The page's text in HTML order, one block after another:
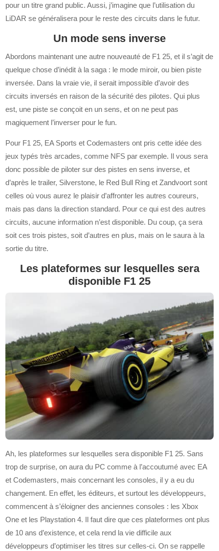
pour un titre grand public. Aussi, j’imagine que l’utilisation du
LiDAR se généralisera pour le reste des circuits dans le futur.
Un mode sens inverse
Abordons maintenant une autre nouveauté de F1 25, et il s’agit de
quelque chose d’inédit à la saga : le mode miroir, ou bien piste
inversée. Dans la vraie vie, il serait impossible d’avoir des
circuits inversés en raison de la sécurité des pilotes. Qui plus
est, une piste se conçoit en un sens, et on ne peut pas
magiquement l’inverser pour le fun.
Pour F1 25, EA Sports et Codemasters ont pris cette idée des
jeux typés très arcades, comme NFS par exemple. Il vous sera
donc possible de piloter sur des pistes en sens inverse, et
d’après le trailer, Silverstone, le Red Bull Ring et Zandvoort sont
celles où vous aurez le plaisir d’affronter les autres coureurs,
mais pas dans la direction standard. Pour ce qui est des autres
circuits, aucune information n’est disponible. Du coup, ça sera
soit ces trois pistes, soit d’autres en plus, mais on le saura à la
sortie du titre.
Les plateformes sur lesquelles sera
disponible F1 25
Ah, les plateformes sur lesquelles sera disponible F1 25. Sans
trop de surprise, on aura du PC comme à l’accoutumé avec EA
et Codemasters, mais concernant les consoles, il y a eu du
changement. En effet, les éditeurs, et surtout les développeurs,
commencent à s’éloigner des anciennes consoles : les Xbox
One et les Playstation 4. Il faut dire que ces plateformes ont plus
de 10 ans d’existence, et cela rend la vie difficile aux
développeurs d’optimiser les titres sur celles-ci. On se rappelle